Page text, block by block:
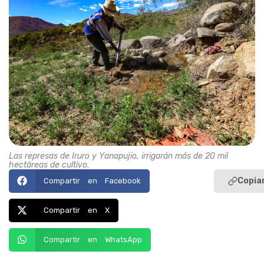
Las represas de Iruro y Yanapujio, irrigarán más de 20 mil
hectáreas de cultivo.
Compartir en Facebook
Compartir en X
Compartir en WhatsApp